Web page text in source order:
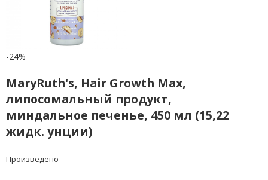
-24%
MaryRuth's, Hair Growth Max,
липосомальный продукт,
миндальное печенье, 450 мл (15,22
жидк. унции)
Произведено